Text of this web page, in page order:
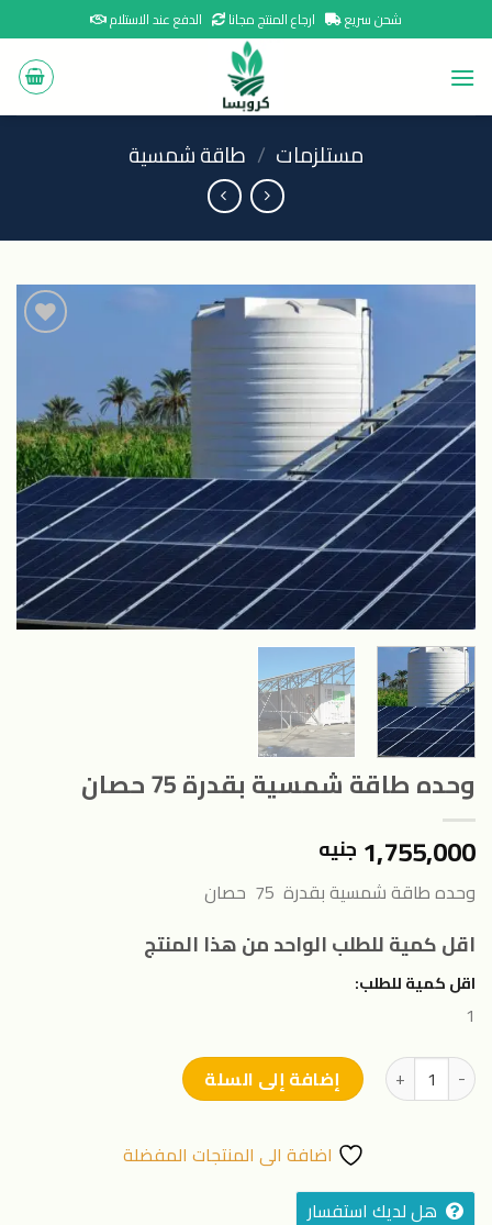
to
content
شحن سريع ارجاع المنتج مجانا الدفع عند الاستلام
مستلزمات / طاقة شمسية
اضافة
الى
المنتجات
المفضلة
وحده طاقة شمسية بقدرة 75 حصان
1,755,000 جنيه
وحده طاقة شمسية بقدرة 75 حصان
اقل كمية للطلب الواحد من هذا المنتج
اقل كمية للطلب:
1
كمية وحده طاقة شمسية بقدرة 75 حصان
إضافة إلى السلة
اضافة الى المنتجات المفضلة
هل لديك استفسار